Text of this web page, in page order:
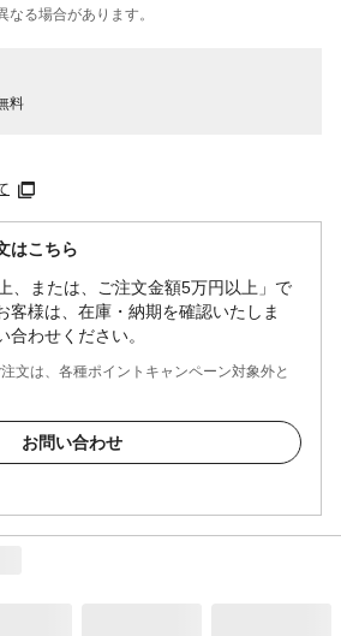
る​場合が​あります。
料
はこちら
、または、ご注文金額5万円以上」で
客様は、在庫・納期を確認いたしま
わせください。
文は、各種ポイントキャンペーン対象外と
お問い合わせ